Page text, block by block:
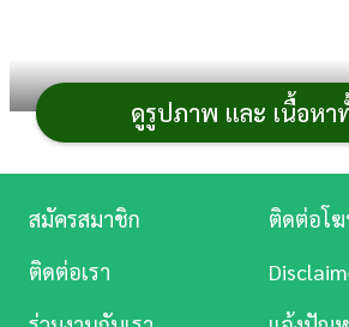
ดูรูปภาพ และ เนื้อหา
ดู
หนัง
สมัครสมาชิก
ติดต่อโ
ติดต่อเรา